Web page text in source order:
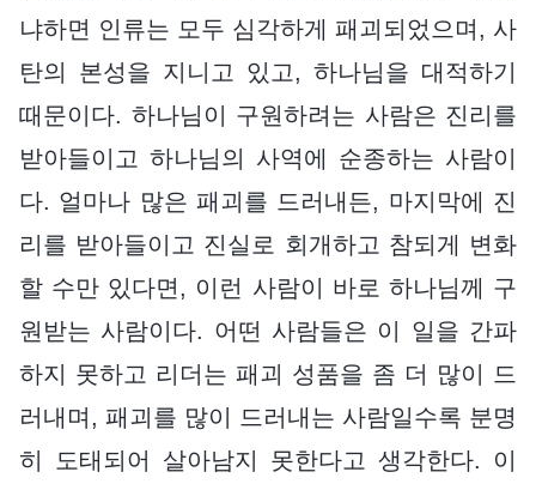
냐하면 인류는 모두 심각하게 패괴되었으며, 사
탄의 본성을 지니고 있고, 하나님을 대적하기
때문이다. 하나님이 구원하려는 사람은 진리를
받아들이고 하나님의 사역에 순종하는 사람이
다. 얼마나 많은 패괴를 드러내든, 마지막에 진
리를 받아들이고 진실로 회개하고 참되게 변화
할 수만 있다면, 이런 사람이 바로 하나님께 구
원받는 사람이다. 어떤 사람들은 이 일을 간파
하지 못하고 리더는 패괴 성품을 좀 더 많이 드
러내며, 패괴를 많이 드러내는 사람일수록 분명
히 도태되어 살아남지 못한다고 생각한다. 이